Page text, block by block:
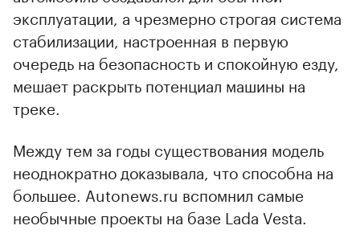
эксплуатации, а чрезмерно строгая система
стабилизации, настроенная в первую
очередь на безопасность и спокойную езду,
мешает раскрыть потенциал машины на
треке.
Между тем за годы существования модель
неоднократно доказывала, что способна на
большее. Autonews.ru вспомнил самые
необычные проекты на базе Lada Vesta.